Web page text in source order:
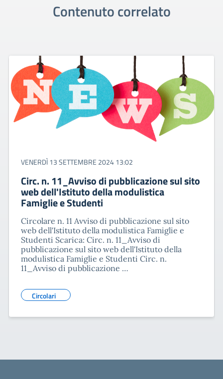
Contenuto correlato
VENERDÌ 13 SETTEMBRE 2024 13:02
Circ. n. 11_Avviso di pubblicazione sul sito
web dell'Istituto della modulistica
Famiglie e Studenti
Circolare n. 11 Avviso di pubblicazione sul sito
web dell'Istituto della modulistica Famiglie e
Studenti Scarica: Circ. n. 11_Avviso di
pubblicazione sul sito web dell'Istituto della
modulistica Famiglie e Studenti Circ. n.
11_Avviso di pubblicazione …
Circolari